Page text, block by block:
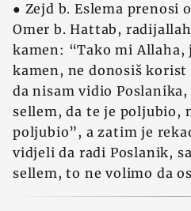
● Zejd b. Eslema prenosi
Omer b. Hattab,
kamen: “Tako mi Allaha,
kamen, ne donosiš
da nisam vidio
sellem, da te je poljubio,
poljubio”, a zatim je
vidjeli da radi Poslanik,
sellem, to ne volimo da